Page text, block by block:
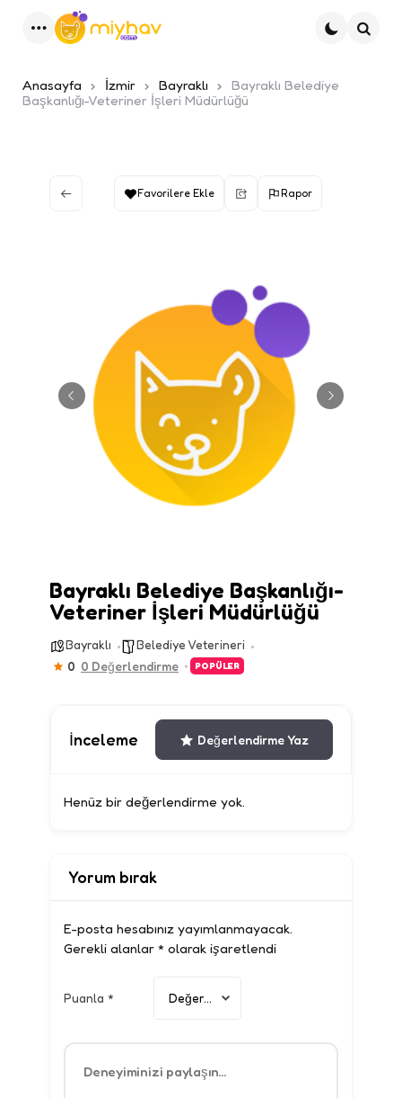
Anasayfa İzmir Bayraklı
Bayraklı Belediye
Başkanlığı-Veteriner İşleri Müdürlüğü
Favorilere Ekle Rapor
Bayraklı Belediye Başkanlığı-
Veteriner İşleri Müdürlüğü
Bayraklı
Belediye Veterineri
0 0 Değerlendirme POPÜLER
İnceleme Değerlendirme Yaz
Henüz bir değerlendirme yok.
Yorum bırak
E-posta hesabınız yayımlanmayacak.
Gerekli alanlar * olarak işaretlendi
Puanla *